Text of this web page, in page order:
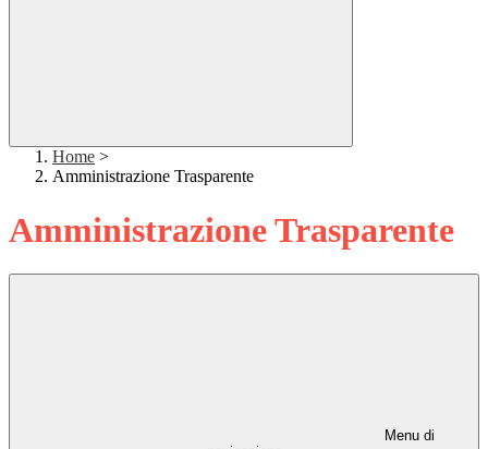
Home >
Amministrazione Trasparente
Amministrazione Trasparente
Menu di